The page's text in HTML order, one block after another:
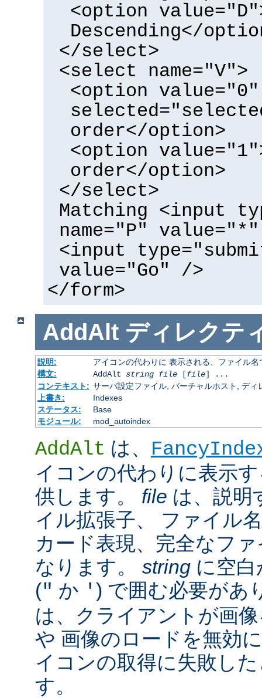
<option
Descending</
</select>
<select name="V">
<option value="0"
order</option>
<option
order</option>
</select>
Matching <input
name="P"
<input
value="Go" />
</form>
AddAlt ディレクテ
説明:
アイコンの代わりに 表示される、ファイル
構文:
AddAlt string file[file] ...
コンテキスト: サーバ設定ファイル, バーチャルホスト, ディ
上書き:
Indexes
ステータス:
Base
モジュール:
mod_autoindex
AddAlt は、
イコンの代わりに表示
供します。 file は、説明
イル拡張子、 ファイル
カード表現、完全なフ
なります。 string に空
(" か ' ) で囲む必要があ
は、クライアントが画
や 画像のロードを無効
イコンの取得に失敗し
す。